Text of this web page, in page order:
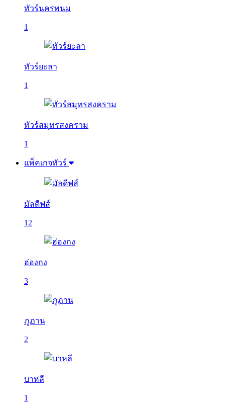
ทัวร์นครพนม
1
ทัวร์ยะลา
1
ทัวร์สมุทรสงคราม
1
แพ็คเกจทัวร์
มัลดีฟส์
12
ฮ่องกง
3
ภูฏาน
2
บาหลี
1